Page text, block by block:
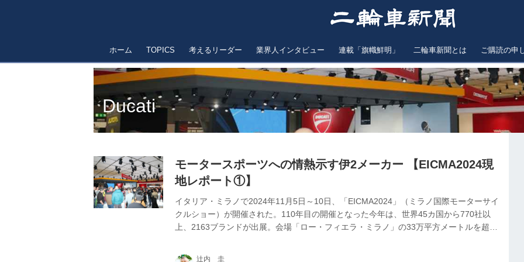
ホーム TOPICS 考えるリーダー 業界人インタビュー 連載「旗幟鮮明」 二輪車新聞とは ご購読の申
Ducati
モータースポーツへの情熱示す伊2メーカー 【EICMA2024現
地レポート①】
イタリア・ミラノで2024年11月5日～10日、「EICMA2024」（ミラノ国際モーターサイ
クルショー）が開催された。110年目の開催となった今年は、世界45カ国から770社以
上、2163ブランドが出展。会場「ロー・フィエラ・ミラノ」の33万平方メートルを超え
た11月4日午前、そして報道関係者および業界関係者向けに開催された５日・６日に本紙
辻内 圭